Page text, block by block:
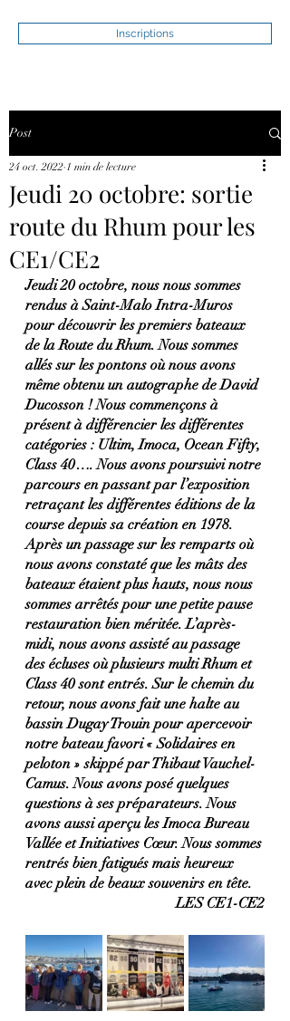
Inscriptions
Post
Jeudi 20 octobre: sortie
route du Rhum pour les
CE1/CE2
24 oct. 2022 1 min de lecture
Jeudi 20 octobre, nous nous sommes
rendus à Saint-Malo Intra-Muros
pour découvrir les premiers bateaux
de la Route du Rhum. Nous sommes
allés sur les pontons où nous avons
même obtenu un autographe de David
Ducosson ! Nous commençons à
présent à différencier les différentes
catégories : Ultim, Imoca, Ocean Fifty,
Class 40…. Nous avons poursuivi notre
parcours en passant par l’exposition
retraçant les différentes éditions de la
course depuis sa création en 1978.
Après un passage sur les remparts où
nous avons constaté que les mâts des
bateaux étaient plus hauts, nous nous
sommes arrêtés pour une petite pause
restauration bien méritée. L’après-
midi, nous avons assisté au passage
des écluses où plusieurs multi Rhum et
Class 40 sont entrés. Sur le chemin du
retour, nous avons fait une halte au
bassin Dugay Trouin pour apercevoir
notre bateau favori « Solidaires en
peloton » skippé par Thibaut Vauchel-
Camus. Nous avons posé quelques
questions à ses préparateurs. Nous
avons aussi aperçu les Imoca Bureau
Vallée et Initiatives Cœur. Nous sommes
rentrés bien fatigués mais heureux
avec plein de beaux souvenirs en tête.
LES CE1-CE2